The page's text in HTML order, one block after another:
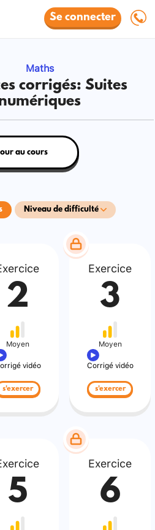
Se connecter
Maths
corrigés: Suites
Niveau de difficulté
au cours
2
Moyen
vidéo
s'exercer
Exercice
3
Moyen
Corrigé vidéo
s'exercer
5
Exercice
6